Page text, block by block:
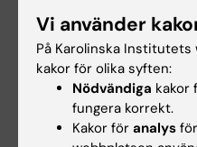
Association of
myocardial infarction
status, clinical
Ohm J; Jernberg T;
Leosdottir M;
Vi använder
På Karolinska
kakor för olika syften:
Nödvändiga kakor
fungera korrekt.
Kakor för analys